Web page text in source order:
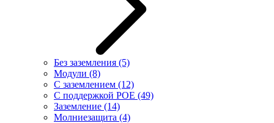
Без заземления (5)
Модули (8)
С заземлением (12)
С поддержкой POE (49)
Заземление (14)
Молниезащита (4)